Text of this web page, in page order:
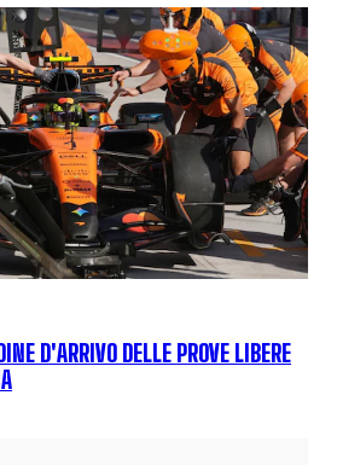
D'ARRIVO DELLE PROVE LIBERE